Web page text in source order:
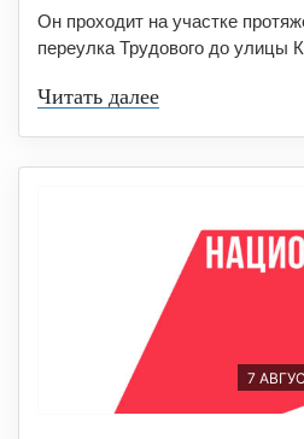
Он проходит на участке
переулка Трудового до улицы
Читать далее
7